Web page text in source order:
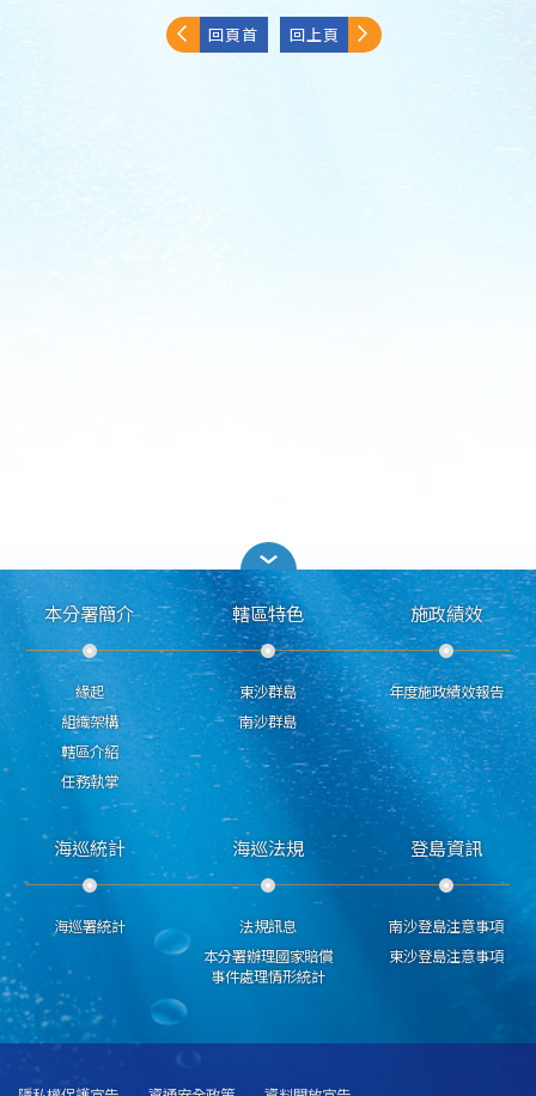
回頁首 回上頁
本分署簡介
緣起
組織架構
轄區介紹
任務執掌
轄區特色
東沙群島
南沙群島
施政績效
年度施政績效報告
海巡統計
海巡署統計
海巡法規
法規訊息
本分署辦理國家賠償
事件處理情形統計
登島資訊
南沙登島注意事項
東沙登島注意事項